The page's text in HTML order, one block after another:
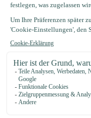
Grundpreis: €0,44 / Meter
Auf Lager